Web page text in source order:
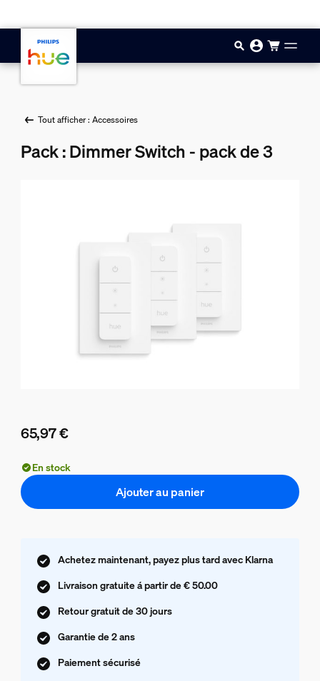
Tout afficher : Accessoires
Pack : Dimmer Switch - pack de 3
65,97 €
En stock
Ajouter au panier
Achetez maintenant, payez plus tard avec Klarna
Livraison gratuite á partir de € 50.00
Retour gratuit de 30 jours
Garantie de 2 ans
Paiement sécurisé